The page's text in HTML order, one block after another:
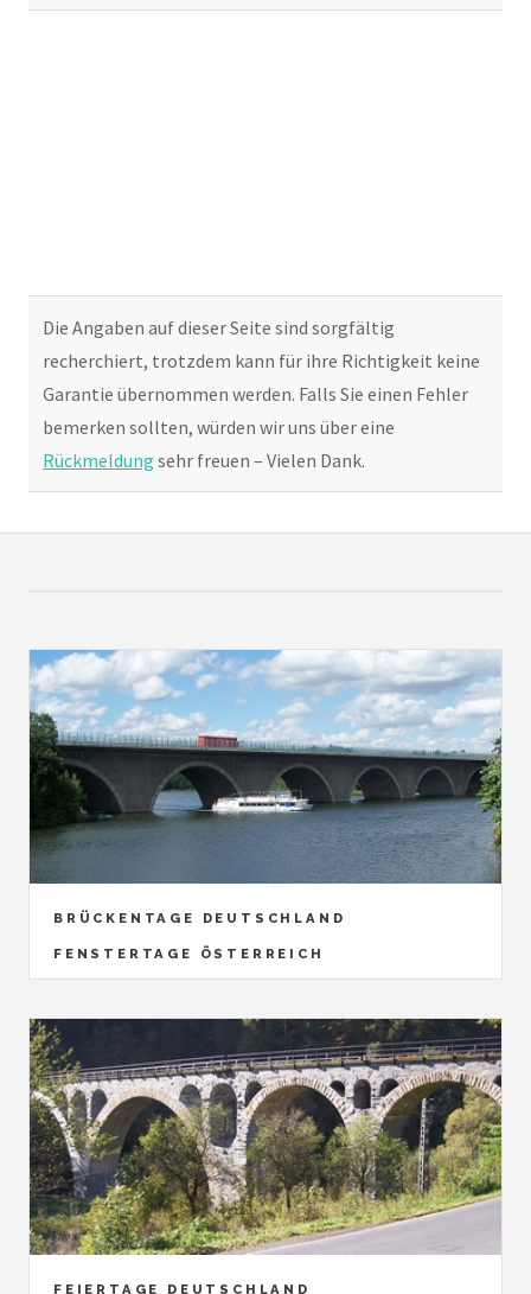
Die Angaben auf dieser Seite sind sorgfältig
recherchiert, trotzdem kann für ihre Richtigkeit keine
Garantie übernommen werden. Falls Sie einen Fehler
bemerken sollten, würden wir uns über eine
Rückmeldung sehr freuen – Vielen Dank.
BRÜCKENTAGE DEUTSCHLAND
FENSTERTAGE ÖSTERREICH
FEIERTAGE DEUTSCHLAND